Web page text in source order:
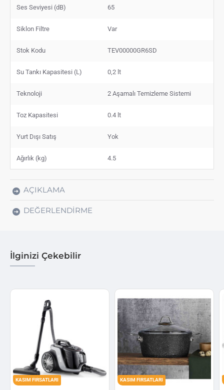
Ses Seviyesi (dB) 65
Siklon Filtre Var
Stok Kodu TEV00000GR6SD
Su Tankı Kapasitesi (L) 0,2 lt
Teknoloji 2 Aşamalı Temizleme Sistemi
Toz Kapasitesi 0.4 lt
Yurt Dışı Satış Yok
Ağırlık (kg) 4.5
AÇIKLAMA
DEĞERLENDIRME
İlginizi Çekebilir
KASIM FIRSATLARI KASIM FIRSATLARI